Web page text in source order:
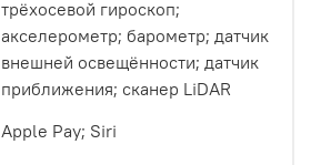
трёхосевой гироскоп;
акселерометр; барометр; датчик
внешней освещённости; датчик
приближения; сканер LiDAR
Apple Pay; Siri